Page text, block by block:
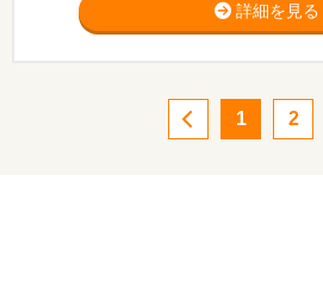
詳細を見る
1 2